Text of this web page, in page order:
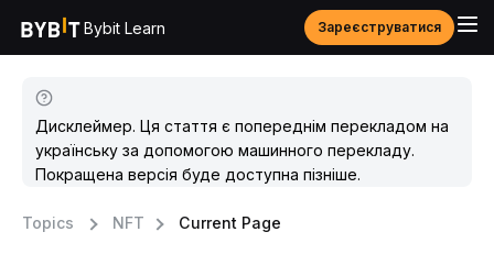
Bybit Learn Зареєструватися
Дисклеймер. Ця стаття є попереднім перекладом на
українську за допомогою машинного перекладу.
Покращена версія буде доступна пізніше.
Topics NFT Current Page